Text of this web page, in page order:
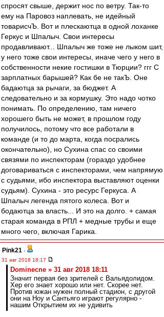
спросят свыше, держит нос по ветру. Так-то
ему на Паровоз наплевать, не идейный
товарисчЪ. Вот и плескаютца в одной лоханке
Геркус и Шпалыч. Свои интересы
продавливают... Шпалыч же тоже не лыком шит,
у него тоже свои интересы, иначе чего у него в
собственности некие гостишки в Тюрции? ггг С
зарплатных барышей? Как бе не такЪ. Оне
бадаютца за рычаги, за бюджет. А
следовательно и за кормушку. Это надо чотко
понимать. По определению, там ничего
хорошего быть не может, в прошлом году
получилось, потому что все работали в
команде (и то до марта, когда посрались
окончательно), но Сухина спас со своими
связями по инспекторам (гораздо удобнее
договариваться с инспекторами, чем напрямую
с судьями, ибо инспектора выставляют оценки
судьям). Сухина - это ресурс Геркуса. А
Шпалыч легенда пятого колеса. Вот и
бодаютца за власть... И это на долго. + самая
старая команда в РПЛ + медные трубы и еще
много чего, включая Гарика.
Pink21 -
31 авг 2018 18:17
Dominecne » 31 авг 2018 18:11
Значит первая без зрителей с Вальядолидом.
Хер его знает хорошо или нет. Скорее нет.
Против южан нужен полный стадион, с другой
они на Ноу и Сантьяго играют регулярно -
нашим Открытием их не удивить